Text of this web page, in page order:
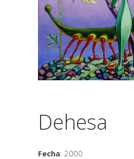
Dehesa
Fecha: 2000